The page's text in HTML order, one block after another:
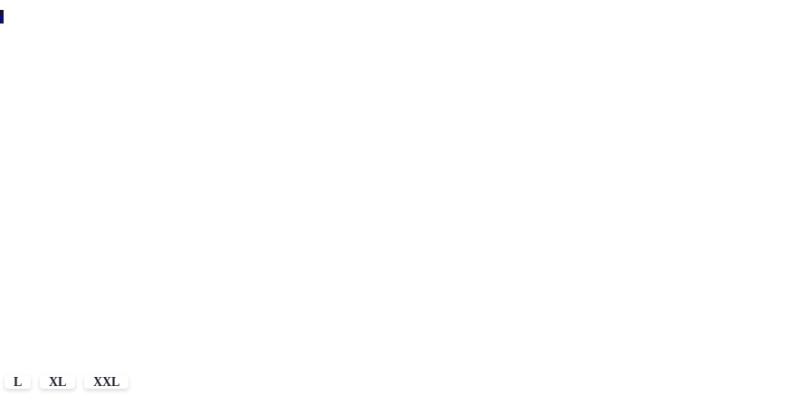
L XL
XXL